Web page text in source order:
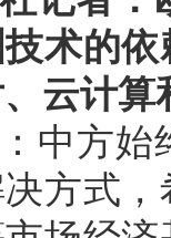
术的
云计算
中方始
方式